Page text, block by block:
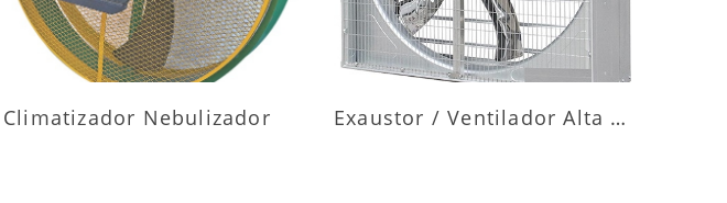
Climatizador Nebulizador Exaustor / Ventilador Alta Vazão